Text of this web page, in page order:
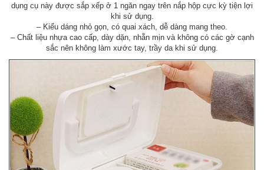
dụng cụ này được sắp xếp ở 1 ngăn ngay trên nắp hộp cực kỳ tiện lợi
khi sử dụng.
– Kiểu dáng nhỏ gọn, có quai xách, dễ dàng mang theo.
– Chất liệu nhựa cao cấp, dày dặn, nhẵn mịn và không có các gờ cạnh
sắc nên không làm xước tay, trầy da khi sử dụng.